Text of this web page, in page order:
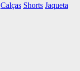
Calças Shorts Jaqueta